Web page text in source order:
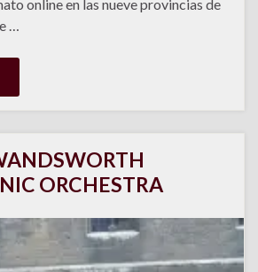
online en las nueve provincias de
…
ORCHESTRA